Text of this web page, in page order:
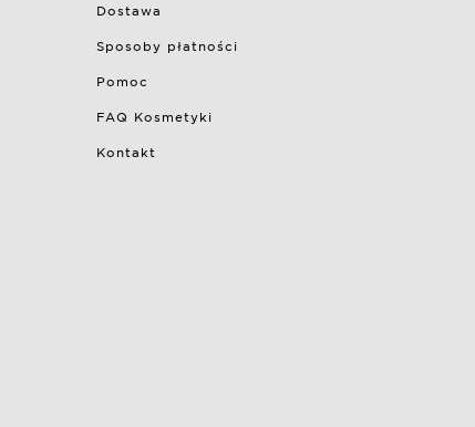
Dostawa
Sposoby płatności
Pomoc
FAQ Kosmetyki
Kontakt